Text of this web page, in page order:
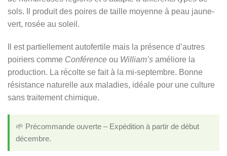
sols. Il produit des poires de taille moyenne à peau jaune-
vert, rosée au soleil.
Il est partiellement autofertile mais la présence d’autres
poiriers comme Conférence ou William’s améliore la
production. La récolte se fait à la mi-septembre. Bonne
résistance naturelle aux maladies, idéale pour une culture
sans traitement chimique.
🌱 Précommande ouverte – Expédition à partir de début
décembre.